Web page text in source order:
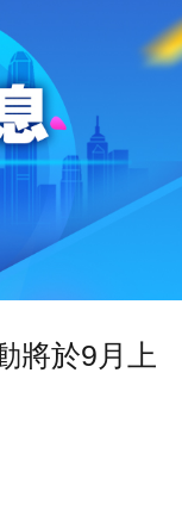
將於9月上